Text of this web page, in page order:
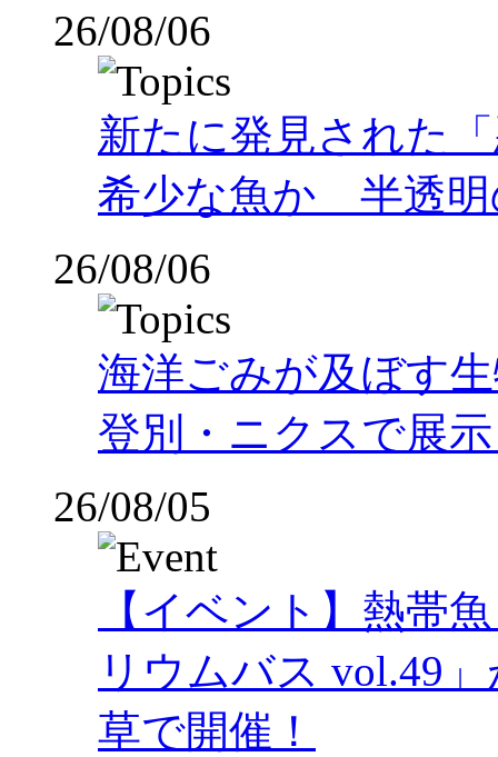
26/08/06
新たに発見された
希少な魚か 半透明
26/08/06
海洋ごみが及ぼす
登別・ニクスで展
26/08/05
【イベント】熱帯
リウムバス vol.49
草で開催！